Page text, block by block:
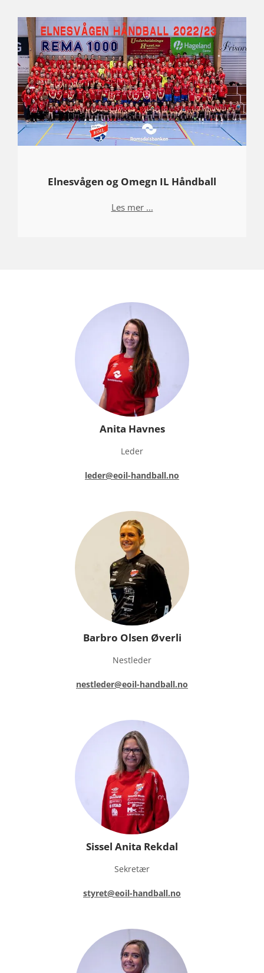
Elnesvågen og Omegn IL Håndball
Les mer ...
Anita Havnes
Leder
leder@eoil-handball.no
Barbro Olsen Øverli
Nestleder
nestleder@eoil-handball.no
Sissel Anita Rekdal
Sekretær
styret@eoil-handball.no